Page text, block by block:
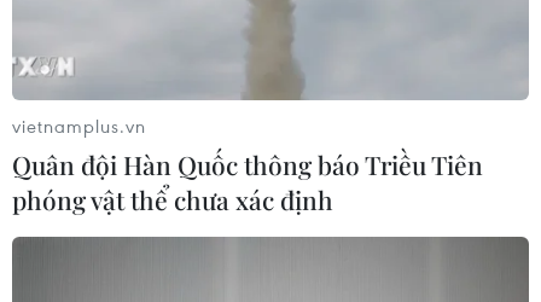
thuốc của Hoa Kỳ tổ chức hội thảo quốc tế
Phát biểu tại hội thảo, Thứ trưởng Bộ Y tế Cao
Minh Quang khẳng định, khi kỹthuật công nghệ
ngày càng phát triển thì tình trạng thuốc giả,
thuốc nhái nhãnhiệu phổ biến ngày càng nhiều.
vietnamplus.vn
Quân đội Hàn Quốc thông báo Triều Tiên
phóng vật thể chưa xác định